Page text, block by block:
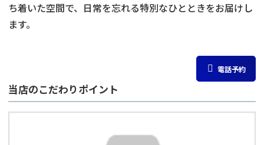
ち着いた空間で、日常を忘れる特別なひとときをお届けし
ます。
電話予約
当店のこだわりポイント